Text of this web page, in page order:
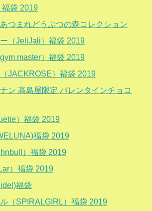
福袋 2019
つまれどうぶつの森コレクション
（JeliJali）福袋 2019
master）福袋 2019
JACKROSE）福袋 2019
ン 高島屋限定 バレンタインチョコ
）福袋 2019
福袋 2019
）福袋 2019
）福袋 2019
福袋
（SPIRALGIRL）福袋 2019